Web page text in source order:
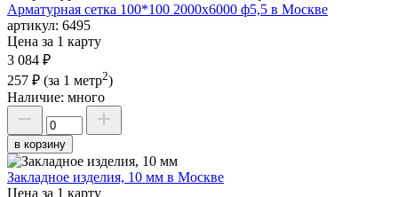
Арматурная сетка 100*100 2000х6000 ф5,5 в Москве
артикул: 6495
Цена за 1 карту
3 084 ₽
257 ₽ (за 1 метр2)
Наличие: много
в корзину
Закладное изделия, 10 мм в Москве
Цена за 1 карту